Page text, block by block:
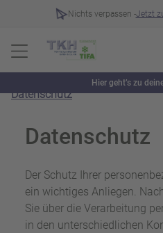
Nichts verpassen -Jetzt
Hier geht’s zu
Datenschutz
Datenschutz
Der Schutz Ihrer
ein wichtiges Anliegen.
Sie über die Verarbeitung
in den unterschiedlichen